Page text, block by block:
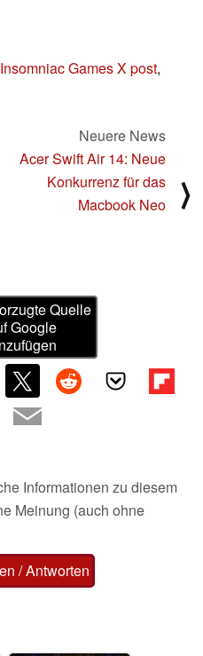
Insomniac Games X post,
Neuere News
Acer Swift Air 14: Neue
Konkurrenz für das
Macbook Neo
⟩
Quelle
Google
Informationen zu diesem
Meinung (auch ohne
/ Antworten